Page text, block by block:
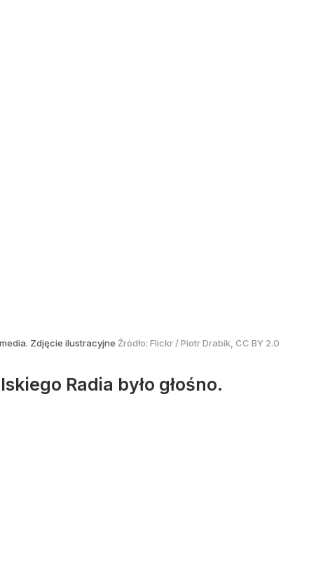
media. Zdjęcie ilustracyjne Źródło: Flickr /Piotr Drabik, CC BY 2.0
Radia było głośno.